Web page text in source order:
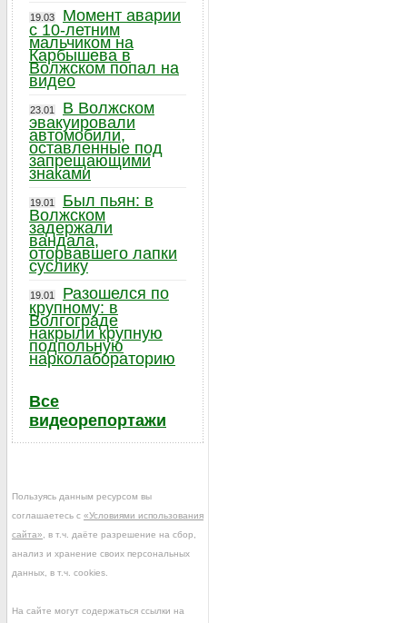
19.03
Момент аварии
с 10-летним
мальчиком на
Карбышева в
Волжском попал на
видео
23.01
В Волжском
эвакуировали
автомобили,
оставленные под
запрещающими
знаками
19.01
Был пьян: в
Волжском
задержали
вандала,
оторвавшего лапки
суслику
19.01
Разошелся по
крупному: в
Волгограде
накрыли крупную
подпольную
нарколабораторию
Все
видеорепортажи
Пользуясь данным ресурсом вы
соглашаетесь с «Условиями использования
сайта» , в т.ч. даёте разрешение на сбор,
анализ и хранение своих персональных
данных, в т.ч. cookies.
На сайте могут содержаться ссылки на